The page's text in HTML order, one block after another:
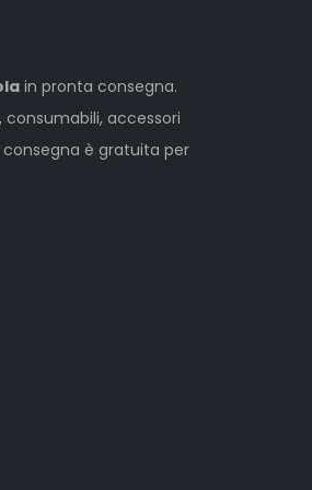
in pronta consegna.
accessori
è gratuita per